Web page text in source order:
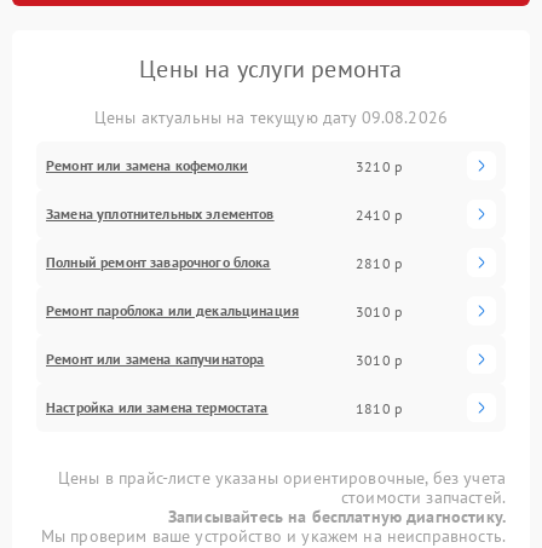
Цены на услуги ремонта
Цены актуальны на текущую дату 09.08.2026
Ремонт или замена кофемолки 3210 р
Замена уплотнительных элементов 2410 р
Полный ремонт заварочного блока 2810 р
Ремонт пароблока или декальцинация 3010 р
Ремонт или замена капучинатора 3010 р
Настройка или замена термостата 1810 р
Цены в прайс-листе указаны ориентировочные, без учета
стоимости запчастей.
Записывайтесь на бесплатную диагностику.
Мы проверим ваше устройство и укажем на неисправность.